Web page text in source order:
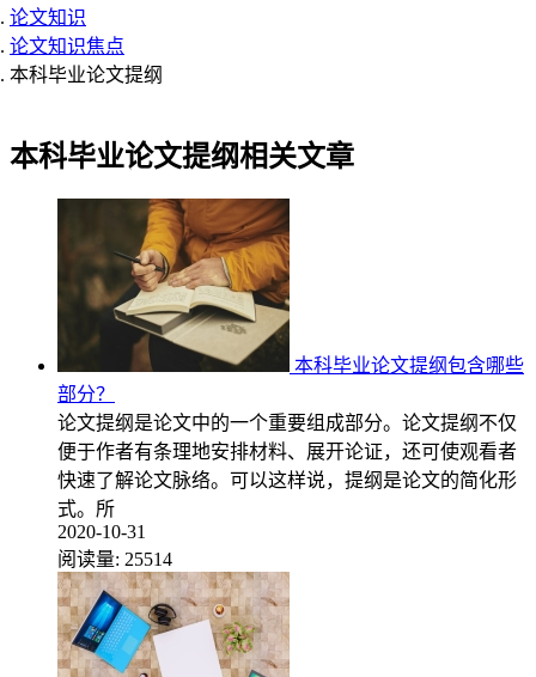
论文知识
论文知识焦点
本科毕业论文提纲
本科毕业论文提纲相关文章
本科毕业论文提纲包含哪些
部分？
论文提纲是论文中的一个重要组成部分。论文提纲不仅
便于作者有条理地安排材料、展开论证，还可使观看者
快速了解论文脉络。可以这样说，提纲是论文的简化形
式。所
2020-10-31
阅读量: 25514